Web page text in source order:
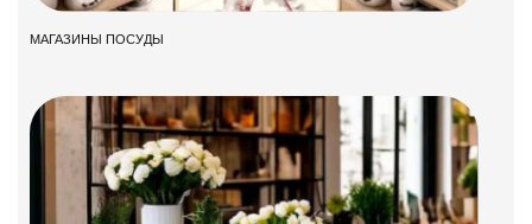
МАГАЗИНЫ ПОСУДЫ